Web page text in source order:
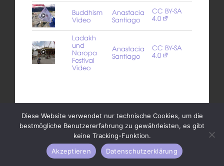
Buddhism
Video
Anastacia
Santiago
CC BY-SA
4.0
Ladakh
und
Naropa
Festival
Video
Anastacia
Santiago
CC BY-SA
4.0
Organisation
Diese Website verwendet nur technische Cookies, um die
bestmögliche Benutzererfahrung zu gewährleisten, es gibt
keine Tracking-Funktion.
Akzeptieren
Datenschutzerklärung